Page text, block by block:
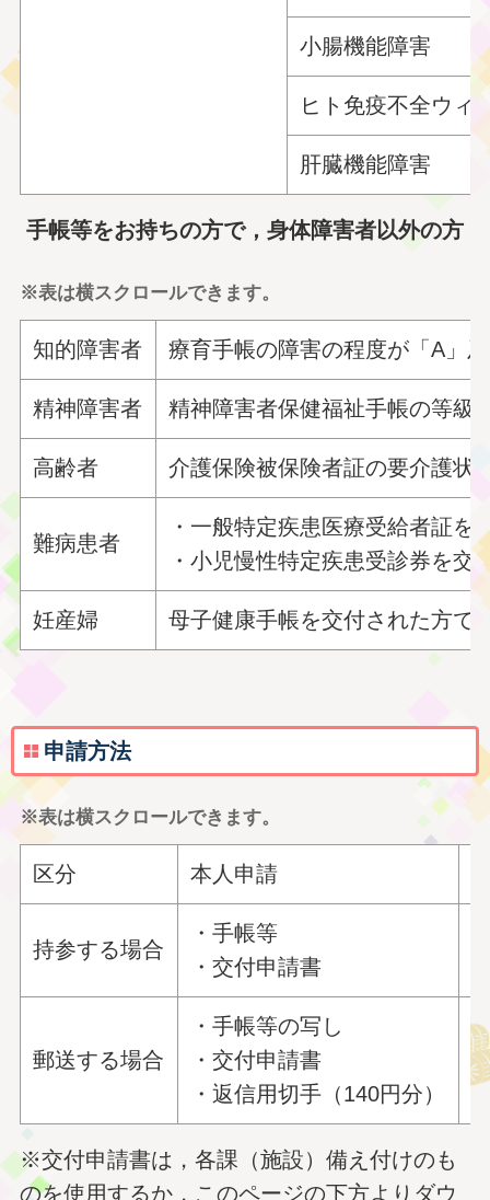
小腸機能障害
ヒト免疫不全ウィ
肝臓機能障害
手帳等をお持ちの方で，身体障害者以外の方
※表は横スクロールできます。
知的障害者 療育手帳の障害の程度が「A」
精神障害者 精神障害者保健福祉手帳の等級
高齢者 介護保険被保険者証の要介護状
難病患者
・一般特定疾患医療受給者証を
・小児慢性特定疾患受診券を交
妊産婦 母子健康手帳を交付された方で
申請方法
※表は横スクロールできます。
区分 本人申請
持参する場合
・手帳等
・交付申請書
郵送する場合
・手帳等の写し
・交付申請書
・返信用切手（140円分）
※交付申請書は，各課（施設）備え付けのも
のを使用するか，このページの下方よりダウ